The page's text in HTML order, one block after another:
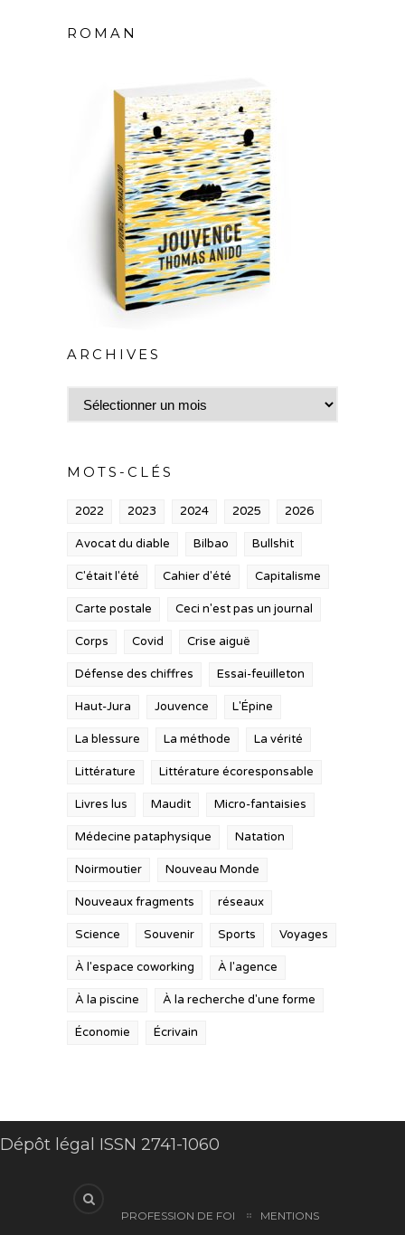
ROMAN
ARCHIVES
Archives
MOTS-CLÉS
2022 2023 2024 2025 2026
Avocat du diable Bilbao Bullshit
C'était l'été Cahier d'été Capitalisme
Carte postale Ceci n'est pas un journal
Corps Covid Crise aiguë
Défense des chiffres Essai-feuilleton
Haut-Jura Jouvence L'Épine
La blessure La méthode La vérité
Littérature Littérature écoresponsable
Livres lus Maudit Micro-fantaisies
Médecine pataphysique Natation
Noirmoutier Nouveau Monde
Nouveaux fragments réseaux
Science Souvenir Sports Voyages
À l'espace coworking À l'agence
À la piscine À la recherche d'une forme
Économie Écrivain
Dépôt légal ISSN 2741-1060
PROFESSION DE FOI
MENTIONS